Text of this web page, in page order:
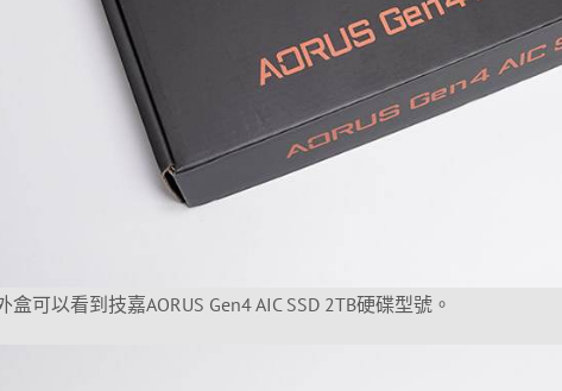
盒可以看到技嘉AORUS Gen4 AIC SSD 2TB硬碟型號。